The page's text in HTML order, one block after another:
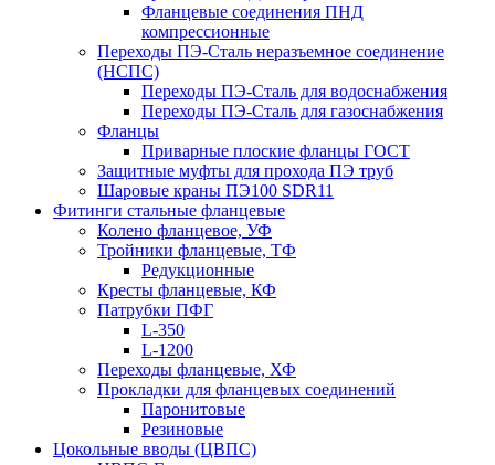
Фланцевые соединения ПНД
компрессионные
Переходы ПЭ-Сталь неразъемное соединение
(НСПС)
Переходы ПЭ-Сталь для водоснабжения
Переходы ПЭ-Сталь для газоснабжения
Фланцы
Приварные плоские фланцы ГОСТ
Защитные муфты для прохода ПЭ труб
Шаровые краны ПЭ100 SDR11
Фитинги стальные фланцевые
Колено фланцевое, УФ
Тройники фланцевые, ТФ
Редукционные
Кресты фланцевые, КФ
Патрубки ПФГ
L-350
L-1200
Переходы фланцевые, ХФ
Прокладки для фланцевых соединений
Паронитовые
Резиновые
Цокольные вводы (ЦВПС)